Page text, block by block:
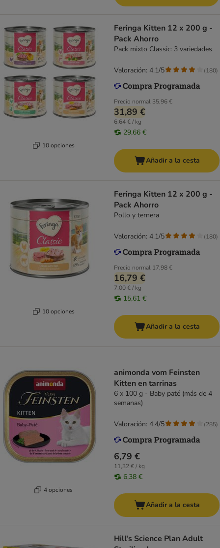
10 opciones
Feringa Kitten 12 x 200 g -
Pack Ahorro
Pack mixto Classic: 3 variedades
Precio normal 35,96 €
31,89 €
6,64 € / kg
29,66 €
Valoración: 4.1/5 (180)
Añadir a la cesta
10 opciones
Feringa Kitten 12 x 200 g -
Pack Ahorro
Pollo y ternera
Precio normal 17,98 €
16,79 €
7,00 € / kg
15,61 €
Valoración: 4.1/5 (180)
Añadir a la cesta
4 opciones
animonda vom Feinsten
Kitten en tarrinas
6 x 100 g - Baby paté (más de 4
semanas)
6,79 €
11,32 € / kg
6,38 €
Valoración: 4.4/5 (285)
Añadir a la cesta
Hill's Science Plan Adult